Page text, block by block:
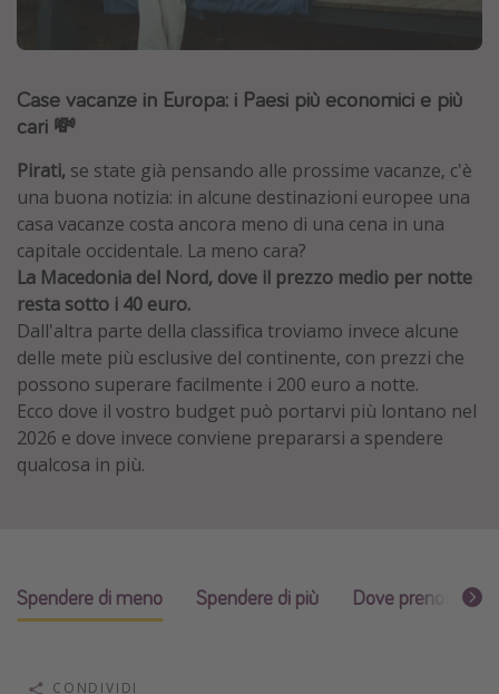
Egitto
Tunisia
Malta
Canarie
Capo Verde
Tipo di vacanza
Vacanze last minute
Vacanze all inclusive
Vacanze estate 2026
Vacanze di Pasqua 2026
Viaggi per single
Case vacanze in Europa: i Paesi più economici e più
cari 💸
Pirati, se state già pensando alle prossime vacanze, c'è
una buona notizia: in alcune destinazioni europee una
casa vacanze costa ancora meno di una cena in una
capitale occidentale. La meno cara?
La Macedonia del Nord, dove il prezzo medio per notte
resta sotto i 40 euro.
Dall'altra parte della classifica troviamo invece alcune
delle mete più esclusive del continente, con prezzi che
possono superare facilmente i 200 euro a notte.
Ecco dove il vostro budget può portarvi più lontano nel
2026 e dove invece conviene prepararsi a spendere
qualcosa in più.
Spendere di meno Spendere di più Dove prenotare?
CONDIVIDI